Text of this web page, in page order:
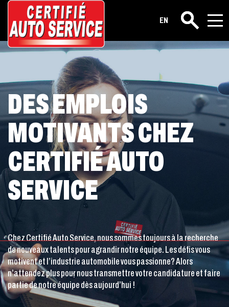
EN Rechercher
Carrières
DES EMPLOIS
MOTIVANTS CHEZ
CERTIFIÉ AUTO
SERVICE
Chez Certifié Auto Service, nous sommes toujours à la recherche
de nouveaux talents pour agrandir notre équipe. Les défis vous
motivent et l’industrie automobile vous passionne? Alors
n’attendez plus pour nous transmettre votre candidature et faire
partie de notre équipe dès aujourd’hui !